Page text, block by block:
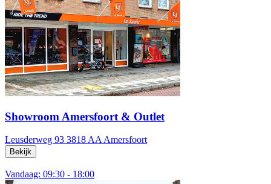
Showroom Amersfoort & Outlet
Leusderweg 93 3818 AA Amersfoort
Bekijk
Vandaag: 09:30 - 18:00